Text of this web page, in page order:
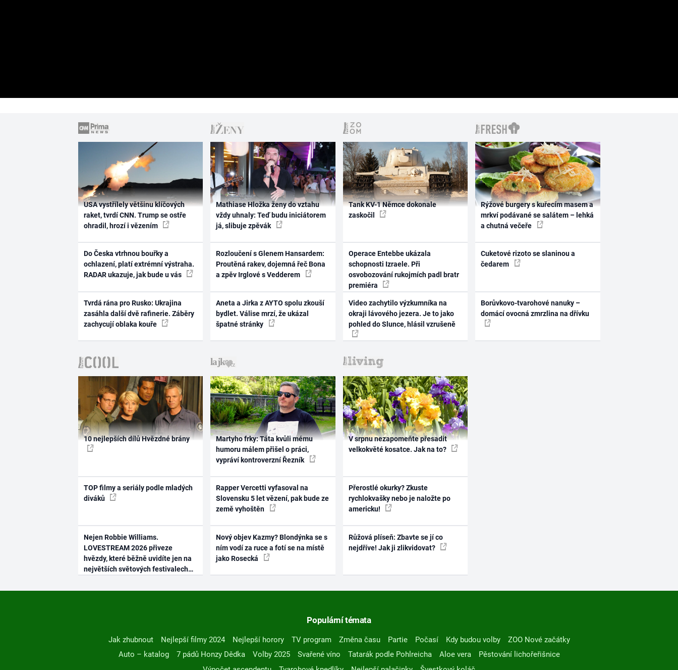
USA vystřílely většinu klíčových
raket, tvrdí CNN. Trump se ostře
ohradil, hrozí i vězením
Do Česka vtrhnou bouřky a
ochlazení, platí extrémní výstraha.
RADAR ukazuje, jak bude u vás
Tvrdá rána pro Rusko: Ukrajina
zasáhla další dvě rafinerie. Záběry
zachycují oblaka kouře
Mathiase Hložka ženy do vztahu
vždy uhnaly: Teď budu iniciátorem
já, slibuje zpěvák
Rozloučení s Glenem Hansardem:
Proutěná rakev, dojemná řeč Bona
a zpěv Irglové s Vedderem
Aneta a Jirka z AYTO spolu zkouší
bydlet. Válise mrzí, že ukázal
špatné stránky
Tank KV-1 Němce dokonale
zaskočil
Operace Entebbe ukázala
schopnosti Izraele. Při
osvobozování rukojmích padl bratr
premiéra
Video zachytilo výzkumníka na
okraji lávového jezera. Je to jako
pohled do Slunce, hlásil vzrušeně
Rýžové burgery s kuřecím masem a
mrkví podávané se salátem – lehká
a chutná večeře
Cuketové rizoto se slaninou a
čedarem
Borůvkovo-tvarohové nanuky –
domácí ovocná zmrzlina na dřívku
10 nejlepších dílů Hvězdné brány
TOP filmy a seriály podle mladých
diváků
Nejen Robbie Williams.
LOVESTREAM 2026 přiveze
hvězdy, které běžně uvidíte jen na
největších světových festivalech
Martyho frky: Táta kvůli mému
humoru málem přišel o práci,
vypráví kontroverzní Řezník
Rapper Vercetti vyfasoval na
Slovensku 5 let vězení, pak bude ze
země vyhoštěn
Nový objev Kazmy? Blondýnka se s
ním vodí za ruce a fotí se na místě
jako Rosecká
V srpnu nezapomeňte přesadit
velkokvěté kosatce. Jak na to?
Přerostlé okurky? Zkuste
rychlokvašky nebo je naložte po
americku!
Růžová plíseň: Zbavte se jí co
nejdříve! Jak ji zlikvidovat?
Populární témata
Jak zhubnout Nejlepší filmy 2024 Nejlepší horory TV program Změna času Partie Počasí Kdy budou volby
ZOO Nové začátky
Auto – katalog
7 pádů Honzy Dědka Volby 2025 Svařené víno Tatarák podle Pohlreicha Aloe vera
Pěstování lichořeřišnice